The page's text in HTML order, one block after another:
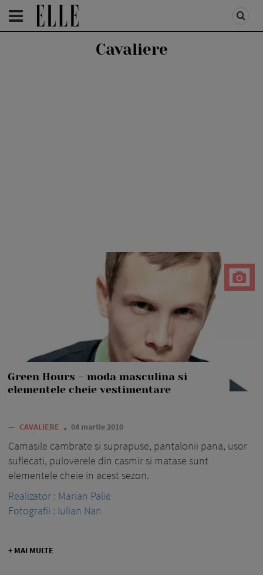
HOMEPAGE /FASHION
Cavaliere
Green Hours – moda masculina si
elementele cheie vestimentare
— CAVALIERE 04 martie 2010
Camasile cambrate si suprapuse, pantalonii pana, usor
suflecati, puloverele din casmir si matase sunt
elementele cheie in acest sezon.
Realizator : Marian Palie
Fotografii : Iulian Nan
+ MAI MULTE